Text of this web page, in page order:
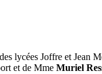
lycées Joffre et Jean
et de Mme Muriel